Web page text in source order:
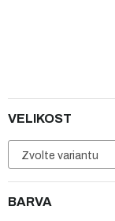
VELIKOST
BARVA